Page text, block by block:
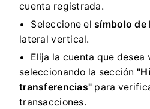
cuenta registrada.
Seleccione elsímbolo de
lateral vertical.
Elija la cuenta que desea
seleccionando la sección
transferencias" para
transacciones.